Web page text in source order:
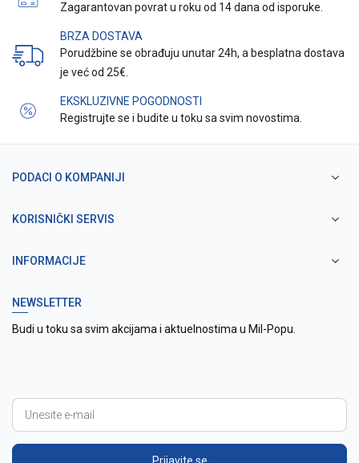
Zagarantovan povrat u roku od 14 dana od isporuke.
BRZA DOSTAVA
Porudžbine se obrađuju unutar 24h, a besplatna dostava
je već od 25€.
EKSKLUZIVNE POGODNOSTI
Registrujte se i budite u toku sa svim novostima.
PODACI O KOMPANIJI
KORISNIČKI SERVIS
INFORMACIJE
NEWSLETTER
Budi u toku sa svim akcijama i aktuelnostima u Mil-Popu.